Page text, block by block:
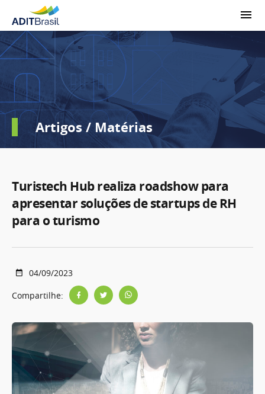
Artigos / Matérias
Turistech Hub realiza roadshow para
apresentar soluções de startups de RH
para o turismo
04/09/2023
Compartilhe: